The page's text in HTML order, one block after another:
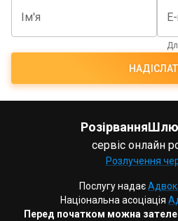
Ім'я
сервіс онлайн
Розлучення
Послугу надає
Національна асоціація
Перед початком можна